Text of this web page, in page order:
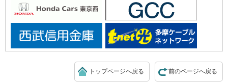
前のページへ戻る
トップページへ戻る